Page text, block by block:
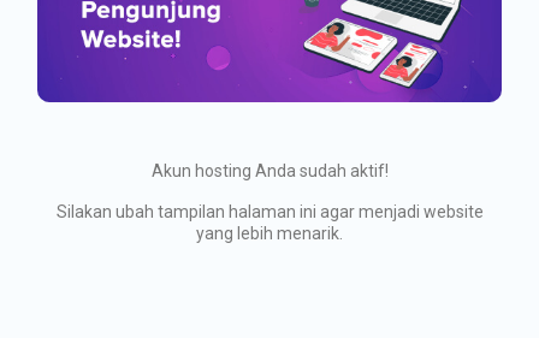
Akun hosting Anda sudah aktif!
Silakan ubah tampilan halaman ini agar menjadi website
yang lebih menarik.